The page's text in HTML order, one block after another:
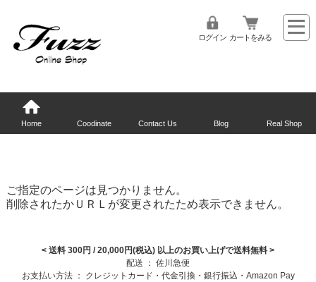
ログイン カートをみる
Home Coodinate Contact Us Blog Real Shop
ご指定のページは見つかりません。
削除されたかＵＲＬが変更されたため表示できません。
< 送料 300円 / 20,000円(税込) 以上のお買い上げで送料無料 >
配送 ： 佐川急便
お支払い方法 ： クレジットカード・代金引換・銀行振込・Amazon Pay